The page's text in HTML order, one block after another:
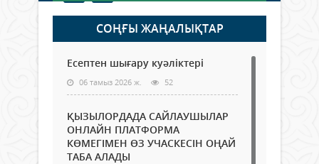
СОҢҒЫ ЖАҢАЛЫҚТАР
Есептен шығару куәліктері
06 тамыз 2026 ж. 52
ҚЫЗЫЛОРДАДА САЙЛАУШЫЛАР
ОНЛАЙН ПЛАТФОРМА
КӨМЕГІМЕН ӨЗ УЧАСКЕСІН ОҢАЙ
ТАБА АЛАДЫ